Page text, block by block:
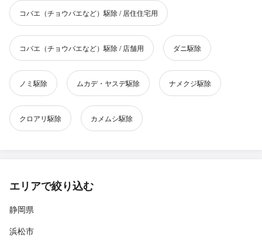
コバエ（チョウバエなど）駆除 / 居住住宅用
コバエ（チョウバエなど）駆除 / 店舗用 ダニ駆除
ノミ駆除 ムカデ・ヤスデ駆除 ナメクジ駆除
クロアリ駆除 カメムシ駆除
エリアで絞り込む
静岡県
浜松市